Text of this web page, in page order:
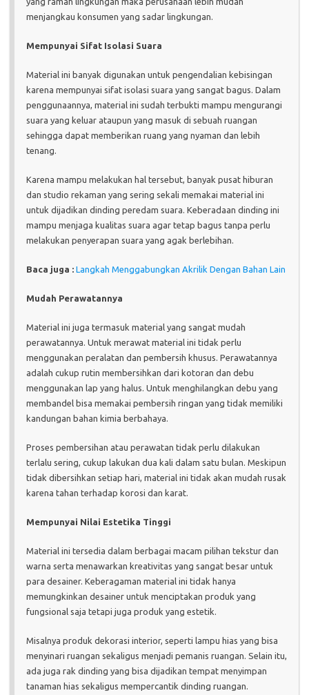
menjangkau konsumen yang sadar lingkungan.
Mempunyai Sifat Isolasi Suara
Material ini banyak digunakan untuk pengendalian kebisingan
karena mempunyai sifat isolasi suara yang sangat bagus. Dalam
penggunaannya, material ini sudah terbukti mampu mengurangi
suara yang keluar ataupun yang masuk di sebuah ruangan
sehingga dapat memberikan ruang yang nyaman dan lebih
tenang.
Karena mampu melakukan hal tersebut, banyak pusat hiburan
dan studio rekaman yang sering sekali memakai material ini
untuk dijadikan dinding peredam suara. Keberadaan dinding ini
mampu menjaga kualitas suara agar tetap bagus tanpa perlu
melakukan penyerapan suara yang agak berlebihan.
Baca juga : Langkah Menggabungkan Akrilik Dengan Bahan Lain
Mudah Perawatannya
Material ini juga termasuk material yang sangat mudah
perawatannya. Untuk merawat material ini tidak perlu
menggunakan peralatan dan pembersih khusus. Perawatannya
adalah cukup rutin membersihkan dari kotoran dan debu
menggunakan lap yang halus. Untuk menghilangkan debu yang
membandel bisa memakai pembersih ringan yang tidak memiliki
kandungan bahan kimia berbahaya.
Proses pembersihan atau perawatan tidak perlu dilakukan
terlalu sering, cukup lakukan dua kali dalam satu bulan. Meskipun
tidak dibersihkan setiap hari, material ini tidak akan mudah rusak
karena tahan terhadap korosi dan karat.
Mempunyai Nilai Estetika Tinggi
Material ini tersedia dalam berbagai macam pilihan tekstur dan
warna serta menawarkan kreativitas yang sangat besar untuk
para desainer. Keberagaman material ini tidak hanya
memungkinkan desainer untuk menciptakan produk yang
fungsional saja tetapi juga produk yang estetik.
Misalnya produk dekorasi interior, seperti lampu hias yang bisa
menyinari ruangan sekaligus menjadi pemanis ruangan. Selain itu,
ada juga rak dinding yang bisa dijadikan tempat menyimpan
tanaman hias sekaligus mempercantik dinding ruangan.